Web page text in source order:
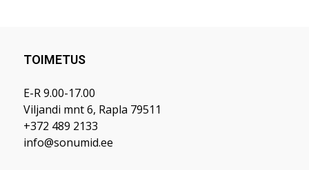
TOIMETUS
E-R 9.00-17.00
Viljandi mnt 6, Rapla 79511
+372 489 2133
info@sonumid.ee